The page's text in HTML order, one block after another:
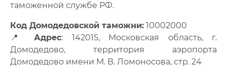
таможенной службе РФ.
Код Домодедовской таможни: 10002000
📍 Адрес: 142015, Московская область, г.
Домодедово, территория аэропорта
Домодедово имени М. В. Ломоносова, стр. 24